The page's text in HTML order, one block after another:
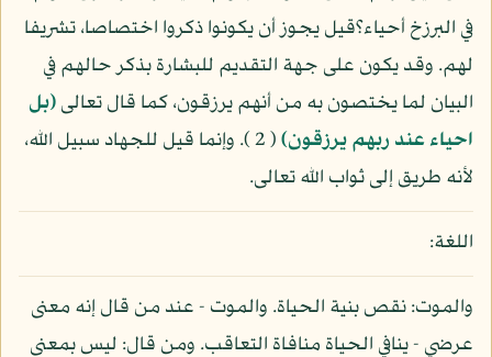
في البرزخ أحياء؟قيل يجوز أن يكونوا ذكروا اختصاصا، تشريفا
لهم. وقد يكون على جهة التقديم للبشارة بذكر حالهم في
البيان لما يختصون به من أنهم يرزقون، كما قال تعالى(بل
احياء عند ربهم يرزقون)
( 2 ). وإنما قيل للجهاد سبيل الله،
لأنه طريق إلى ثواب الله تعالى.
اللغة:
والموت: نقص بنية الحياة. والموت - عند من قال إنه معنى
عرضي - ينافي الحياة منافاة التعاقب. ومن قال: ليس بمعنى